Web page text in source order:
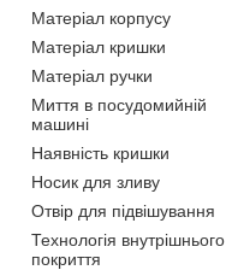
Матеріал корпусу
Матеріал кришки
Матеріал ручки
Миття в посудомийній
машині
Наявність кришки
Носик для зливу
Отвір для підвішування
Технологія внутрішнього
покриття